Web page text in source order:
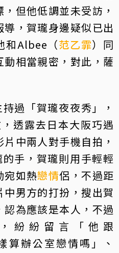
但他低調並未受訪，
，賀瓏身邊疑似已出
和Albee（范乙霏）同
相當親密，對此，薩
過「賀瓏夜夜秀」，
透露去日本大阪巧遇
中兩人對手機自拍，
手，賀瓏則用手輕輕
宛如熱戀情侶，不過距
男方的打扮，搜出賀
為應該是本人，不過
紛紛留言「他跟
算辦公室戀情嗎」、